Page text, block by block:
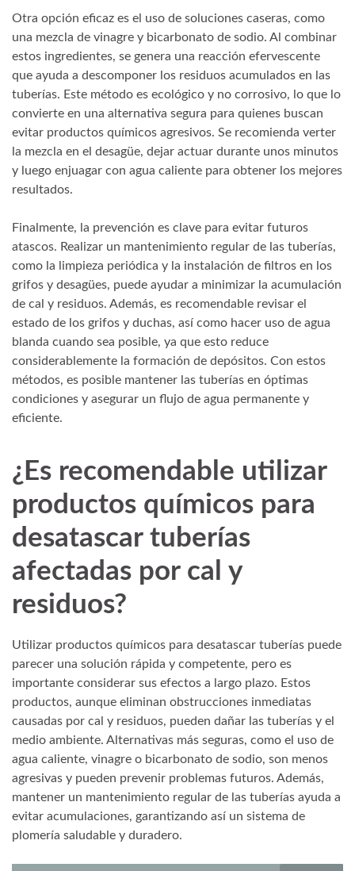
Otra opción eficaz es el uso de soluciones caseras, como
una mezcla de vinagre y bicarbonato de sodio. Al combinar
estos ingredientes, se genera una reacción efervescente
que ayuda a descomponer los residuos acumulados en las
tuberías. Este método es ecológico y no corrosivo, lo que lo
convierte en una alternativa segura para quienes buscan
evitar productos químicos agresivos. Se recomienda verter
la mezcla en el desagüe, dejar actuar durante unos minutos
y luego enjuagar con agua caliente para obtener los mejores
resultados.
Finalmente, la prevención es clave para evitar futuros
atascos. Realizar un mantenimiento regular de las tuberías,
como la limpieza periódica y la instalación de filtros en los
grifos y desagües, puede ayudar a minimizar la acumulación
de cal y residuos. Además, es recomendable revisar el
estado de los grifos y duchas, así como hacer uso de agua
blanda cuando sea posible, ya que esto reduce
considerablemente la formación de depósitos. Con estos
métodos, es posible mantener las tuberías en óptimas
condiciones y asegurar un flujo de agua permanente y
eficiente.
¿Es recomendable utilizar
productos químicos para
desatascar tuberías
afectadas por cal y
residuos?
Utilizar productos químicos para desatascar tuberías puede
parecer una solución rápida y competente, pero es
importante considerar sus efectos a largo plazo. Estos
productos, aunque eliminan obstrucciones inmediatas
causadas por cal y residuos, pueden dañar las tuberías y el
medio ambiente. Alternativas más seguras, como el uso de
agua caliente, vinagre o bicarbonato de sodio, son menos
agresivas y pueden prevenir problemas futuros. Además,
mantener un mantenimiento regular de las tuberías ayuda a
evitar acumulaciones, garantizando así un sistema de
plomería saludable y duradero.